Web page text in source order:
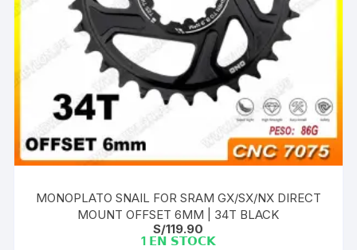
MONOPLATO SNAIL FOR SRAM GX/SX/NX DIRECT
MOUNT OFFSET 6MM | 34T BLACK
S/119.90
1 𝗘𝗡 𝗦𝗧𝗢𝗖𝗞